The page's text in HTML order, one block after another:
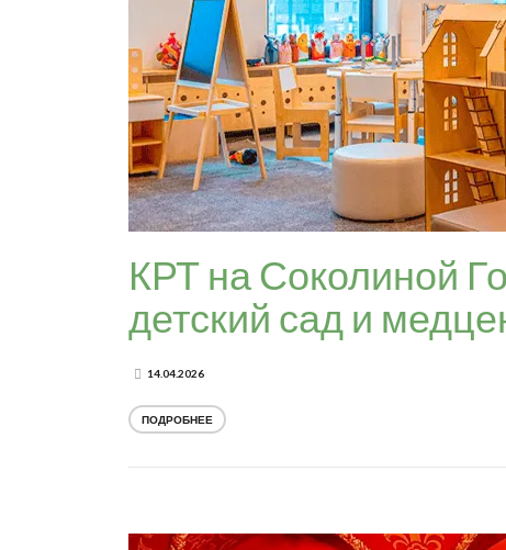
КРТ на Соколиной
детский сад и
14.04.2026
ПОДРОБНЕЕ